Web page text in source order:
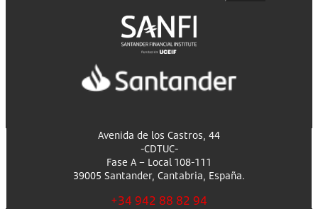
Avenida de los Castros, 44
-CDTUC-
Fase A – Local 108-111
39005 Santander, Cantabria, España.
+34 942 88 82 94